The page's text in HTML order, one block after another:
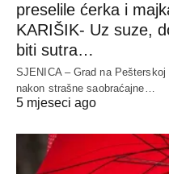
preselile ćerka i
KARIŠIK- Uz suze,
biti sutra…
SJENICA – Grad na
nakon strašne saobraćajne…
5 mjeseci ago